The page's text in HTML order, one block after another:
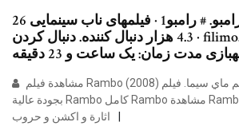
26 فوریه 2020 فیلم رامبو. # رامبو1 · فیلمهای ناب سینمایی
4.3 هزار دنبال کننده. دنبال کردن · filimo. طلا. %. کارگردان:
بجودة عالية Rambo كامل Rambo مشاهدة Rambo تحميل Mycima. فيلم
اثارة و اكشن و حروب